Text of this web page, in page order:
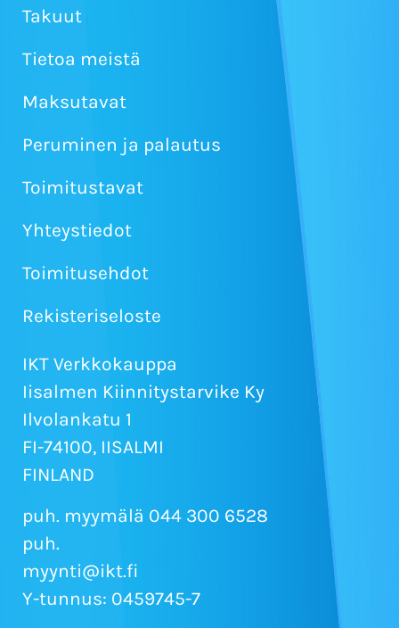
Takuut
Tietoa meistä
Maksutavat
Peruminen ja palautus
Toimitustavat
Yhteystiedot
Toimitusehdot
Rekisteriseloste
IKT Verkkokauppa
Iisalmen Kiinnitystarvike Ky
Ilvolankatu 1
FI-74100, IISALMI
FINLAND
puh. myymälä 044 300 6528
puh.
myynti@ikt.fi
Y-tunnus: 0459745-7